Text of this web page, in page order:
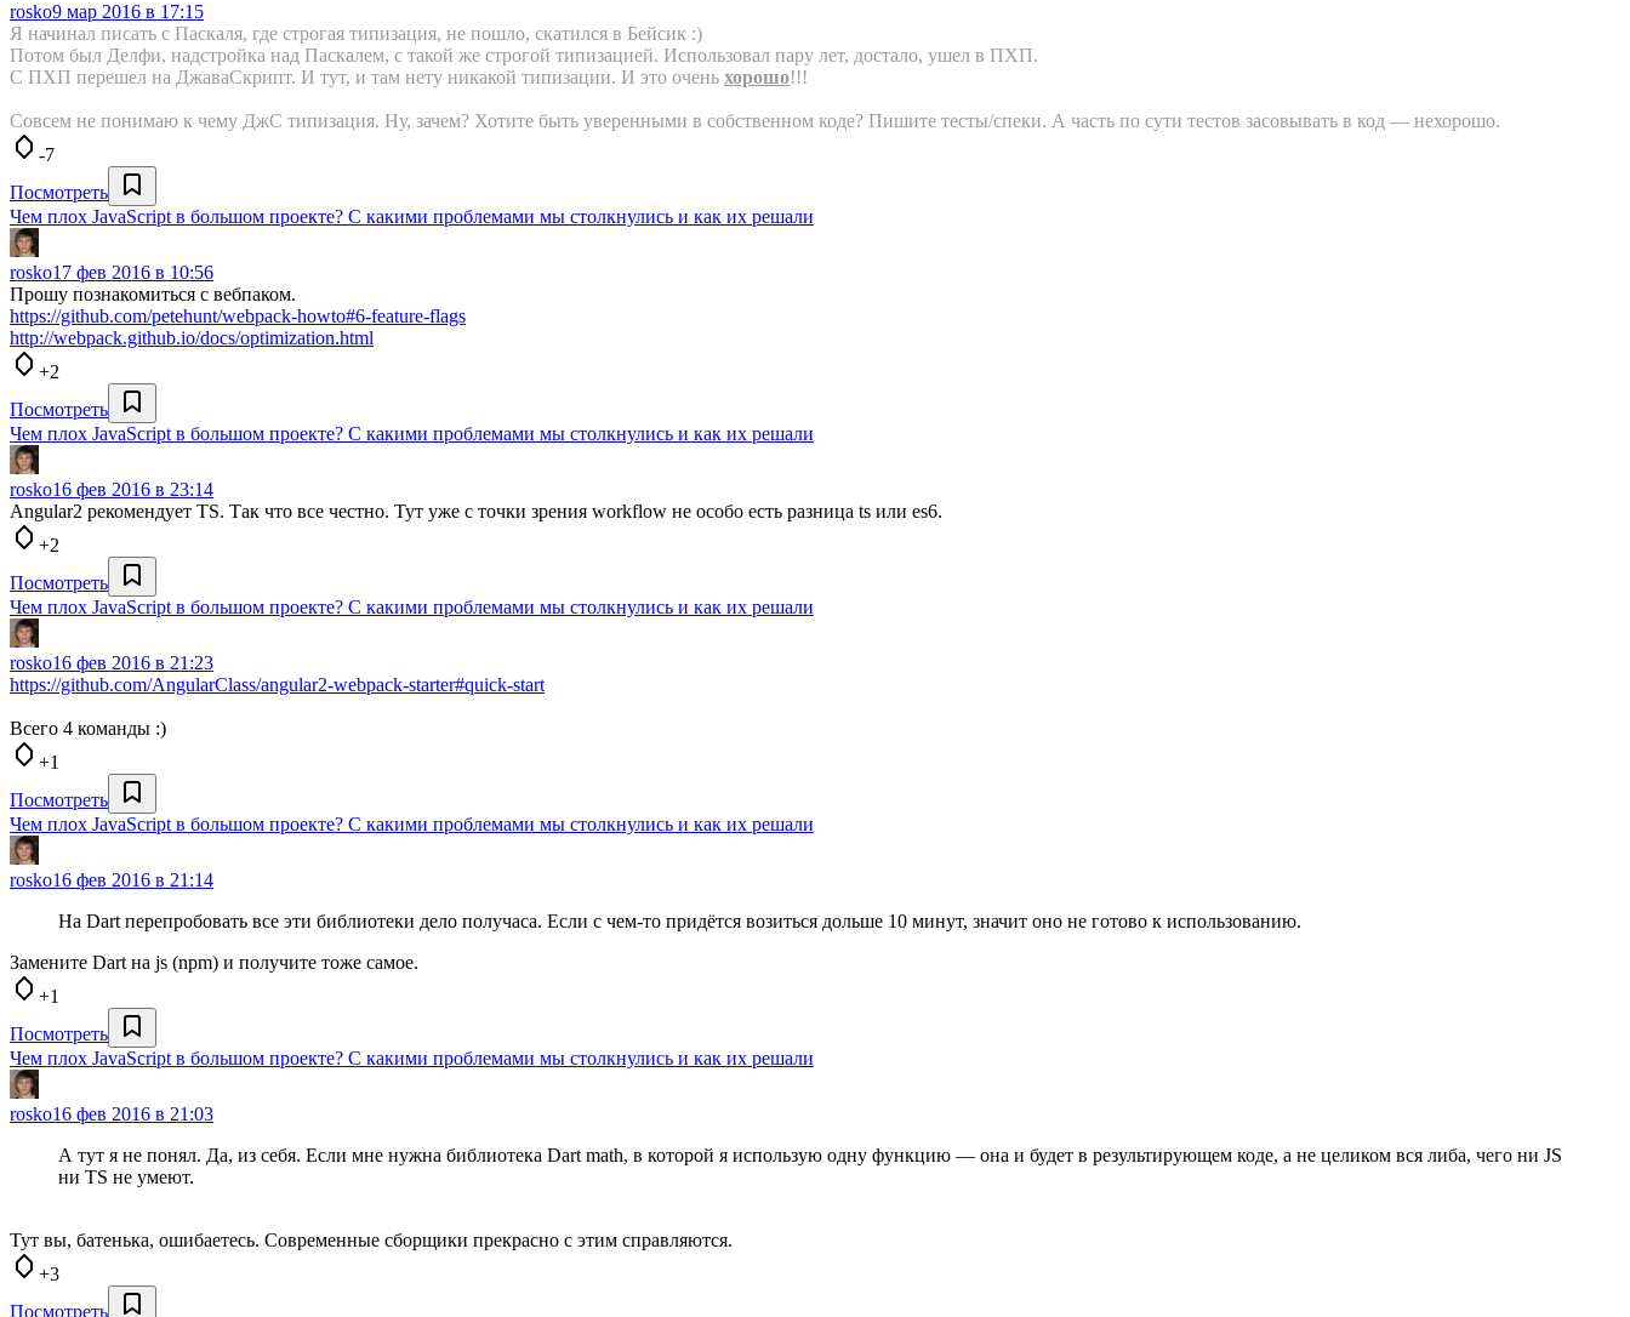
rosko9 мар 2016 в 17:15
Я начинал писать с Паскаля, где строгая типизация, не пошло, скатился в Бейсик :)
Потом был Делфи, надстройка над Паскалем, с такой же строгой типизацией. Использовал пару лет, достало, ушел в ПХП.
С ПХП перешел на ДжаваСкрипт. И тут, и там нету никакой типизации. И это очень хорошо!!!
Совсем не понимаю к чему ДжС типизация. Ну, зачем? Хотите быть уверенными в собственном коде? Пишите тесты/спеки. А часть по сути тестов засовывать в код — нехорошо.
-7
Посмотреть
Чем плох JavaScript в большом проекте? С какими проблемами мы столкнулись и как их решали
rosko17 фев 2016 в 10:56
Прошу познакомиться с вебпаком.
https://github.com/petehunt/webpack-howto#6-feature-flags
http://webpack.github.io/docs/optimization.html
+2
Посмотреть
Чем плох JavaScript в большом проекте? С какими проблемами мы столкнулись и как их решали
rosko16 фев 2016 в 23:14
Angular2 рекомендует TS. Так что все честно. Тут уже с точки зрения workflow не особо есть разница ts или es6.
+2
Посмотреть
Чем плох JavaScript в большом проекте? С какими проблемами мы столкнулись и как их решали
rosko16 фев 2016 в 21:23
https://github.com/AngularClass/angular2-webpack-starter#quick-start
Всего 4 команды :)
+1
Посмотреть
Чем плох JavaScript в большом проекте? С какими проблемами мы столкнулись и как их решали
rosko16 фев 2016 в 21:14
На Dart перепробовать все эти библиотеки дело получаса. Если с чем-то придётся возиться дольше 10 минут, значит оно не готово к использованию.
Замените Dart на js (npm) и получите тоже самое.
+1
Посмотреть
Чем плох JavaScript в большом проекте? С какими проблемами мы столкнулись и как их решали
rosko16 фев 2016 в 21:03
А тут я не понял. Да, из себя. Если мне нужна библиотека Dart math, в которой я использую одну функцию — она и будет в результирующем коде, а не целиком вся либа, чего ни JS
ни TS не умеют.
Тут вы, батенька, ошибаетесь. Современные сборщики прекрасно с этим справляются.
+3
Посмотреть